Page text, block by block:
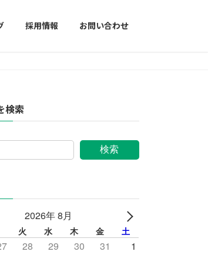
採用情報 お問い合わせ
検索
検索
2026年 8月
火 水 木 金 土
28 29 30 31 1